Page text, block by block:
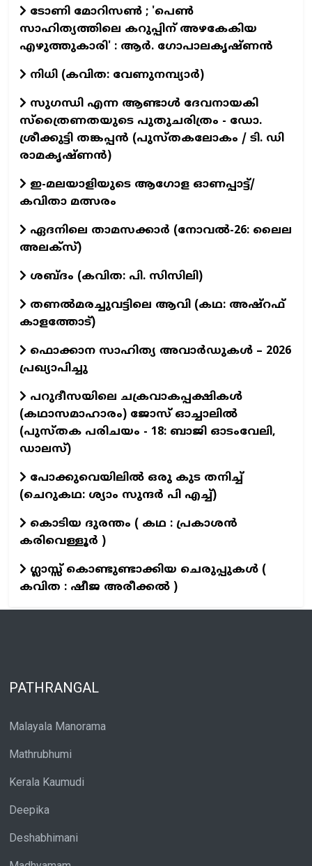
ടോണി മോറിസൺ ; 'പെൺ
സാഹിത്യത്തിലെ കറുപ്പിന് അഴകേകിയ
എഴുത്തുകാരി' : ആർ. ഗോപാലകൃഷ്ണൻ
നിധി (കവിത: വേണുനമ്പ്യാർ)
സുഗന്ധി എന്ന ആണ്ടാള്‍ ദേവനായകി
സ്ത്രൈണതയുടെ പുതുചരിത്രം - ഡോ.
ശ്രീക്കുട്ടി തങ്കപ്പന്‍ (പുസ്തകലോകം / ടി. ഡി
രാമകൃഷ്ണന്‍)
ഇ-മലയാളിയുടെ ആഗോള ഓണപ്പാട്ട്/
കവിതാ മത്സരം
ഏദനിലെ താമസക്കാർ (നോവല്‍-26: ലൈല
അലക്‌സ്)
ശബ്ദം (കവിത: പി. സിസിലി)
തണൽമരച്ചുവട്ടിലെ ആവി (കഥ: അഷ്‌റഫ്
കാളത്തോട്)
ഫൊക്കാന സാഹിത്യ അവാർഡുകൾ – 2026
പ്രഖ്യാപിച്ചു
പറുദീസയിലെ ചക്രവാകപ്പക്ഷികൾ
(കഥാസമാഹാരം) ജോസ് ഓച്ചാലിൽ
(പുസ്തക പരിചയം - 18: ബാജി ഓടംവേലി,
ഡാലസ്)
പോക്കുവെയിലിൽ ഒരു കുട തനിച്ച്
(ചെറുകഥ: ശ്യാം സുന്ദര്‍ പി എച്ച്)
കൊടിയ ദുരന്തം ( കഥ : പ്രകാശൻ
കരിവെള്ളൂർ )
ഗ്ലാസ്സ് കൊണ്ടുണ്ടാക്കിയ ചെരുപ്പുകൾ (
കവിത : ഷീജ അരീക്കൽ )
PATHRANGAL
Malayala Manorama
Mathrubhumi
Kerala Kaumudi
Deepika
Deshabhimani